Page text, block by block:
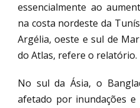
essencialmente ao
na costa nordeste da
Argélia, oeste e sul de
do Atlas, refere o relatório.
No sul da Ásia, o
afetado por inundações e